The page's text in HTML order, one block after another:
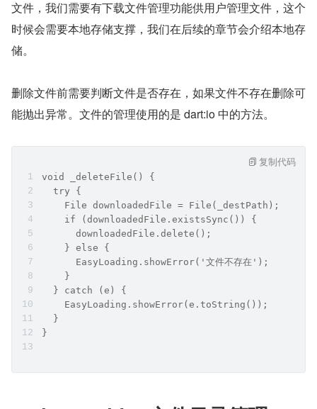
文件，我们需要有下载文件管理功能供用户管理文件，这个
时候会需要本地存储支撑，我们在后续的章节会介绍本地存
储。
删除文件前需要判断文件是否存在，如果文件不存在删除可
能抛出异常。文件的管理使用的是 dart:io 中的方法。
void _deleteFile() {
  try {
    File downloadedFile = File(_destPath);
    if (downloadedFile.existsSync()) {
      downloadedFile.delete();
    } else {
      EasyLoading.showError('文件不存在');
    }
  } catch (e) {
    EasyLoading.showError(e.toString());
  }
}
复制代码